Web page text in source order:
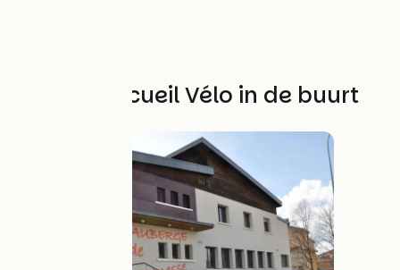
Andere Accueil Vélo in de buurt